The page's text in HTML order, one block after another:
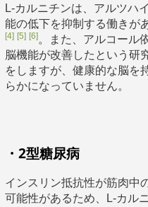
L-カルニチンは、アルツハ
能の低下を抑制する働きが
[4] [5] [6]。また、アルコール
脳機能が改善したという研
をしますが、健康的な脳を
らかになっていません。
・2型糖尿病
インスリン抵抗性が筋肉中
可能性があるため、L-カル